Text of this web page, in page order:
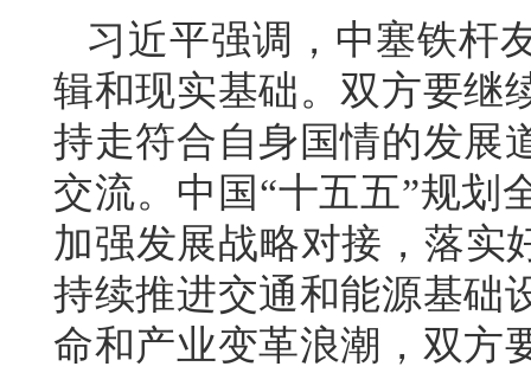
习近平强调，中塞铁杆
辑和现实基础。双方要继
持走符合自身国情的发展
交流。中国“十五五”规划
加强发展战略对接，落实
持续推进交通和能源基础
命和产业变革浪潮，双方